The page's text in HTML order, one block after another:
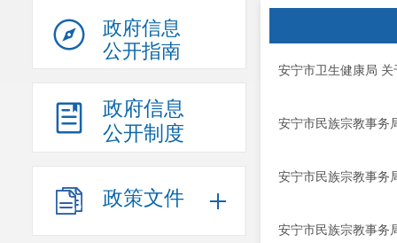
政府信息
公开指南
政府信息
公开制度
政策文件
安宁市卫生健康局
安宁市民族宗教事务
安宁市民族宗教事务
安宁市民族宗教事务